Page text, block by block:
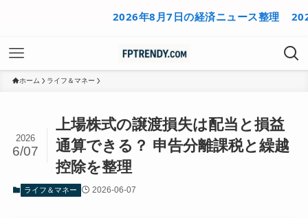
2026年8月7日の経済ニュース整理 2026年8月
ホーム ライフ＆マネー
上場株式の譲渡損失は配当と損益
通算できる？ 申告分離課税と繰越
控除を整理
2026
6/07
ライフ＆マネー 2026-06-07